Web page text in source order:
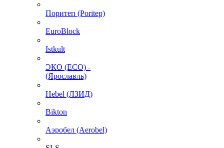
Поритеп (Poritep)
EuroBlock
Istkult
ЭКО (ECO) -
(Ярославль)
Hebel (ЛЗИД)
Bikton
Аэробел (Aerobel)